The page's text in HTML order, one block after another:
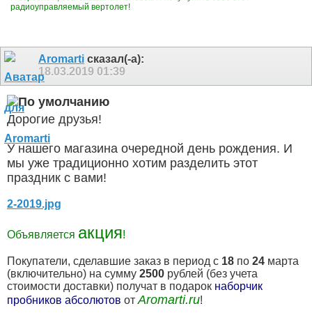
радиоуправляемый вертолет!
Aromarti сказал(-а):
18.03.2019 01:39
Дорогие друзья!
У нашего магазина очередной день рождения. И
мы уже традиционно хотим разделить этот
праздник с вами!
2-2019.jpg
Объявляется акция!
Покупатели, сделавшие заказ в период с 18 по 24 марта
(включительно) на сумму 2500 рублей (без учета
стоимости доставки) получат в подарок наборчик
пробников абсолютов от Aromarti.ru!